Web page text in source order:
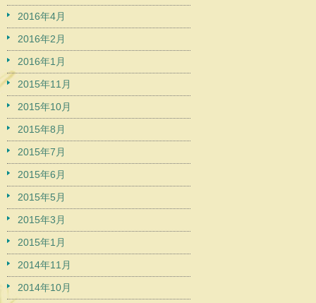
2016年4月
2016年2月
2016年1月
2015年11月
2015年10月
2015年8月
2015年7月
2015年6月
2015年5月
2015年3月
2015年1月
2014年11月
2014年10月